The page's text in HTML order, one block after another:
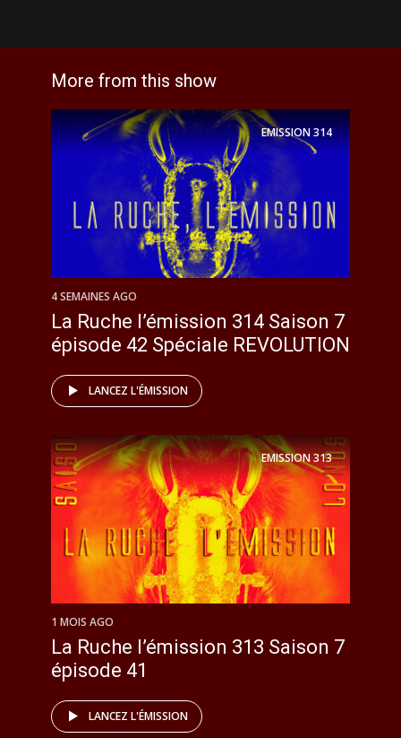
More from this show
EMISSION314
4 SEMAINES AGO
La Ruche l’émission 314 Saison 7
épisode 42 Spéciale REVOLUTION
LANCEZ L'ÉMISSION
EMISSION313
1 MOIS AGO
La Ruche l’émission 313 Saison 7
épisode 41
LANCEZ L'ÉMISSION